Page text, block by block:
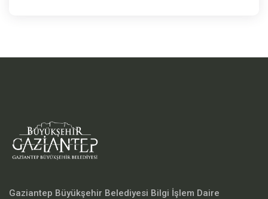
Gaziantep Büyükşehir Belediyesi Bilgi İşlem Daire